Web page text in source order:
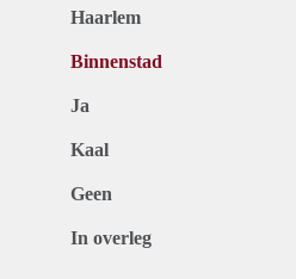
Haarlem
Binnenstad
Ja
Kaal
Geen
In overleg